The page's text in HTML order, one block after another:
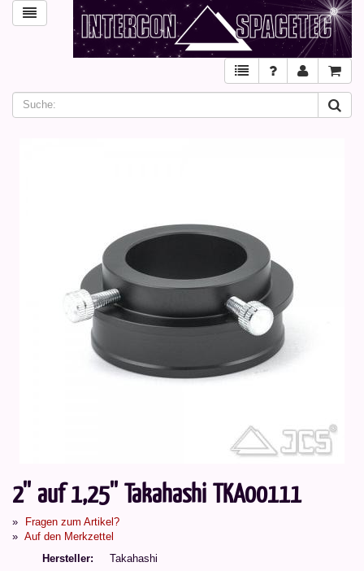
2'' auf 1,25'' Takahashi TKA00111
Fragen zum Artikel?
Auf den Merkzettel
Hersteller
Takahashi